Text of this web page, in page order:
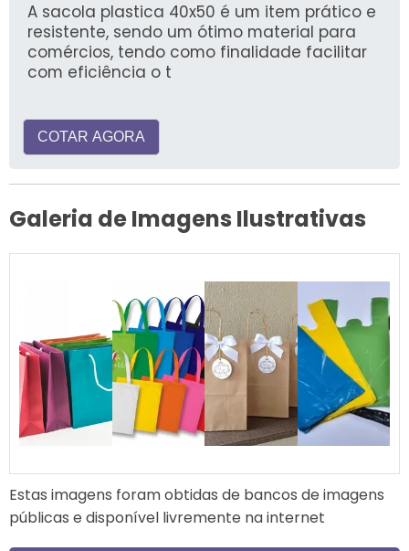
A sacola plastica 40x50 é um item prático e
resistente, sendo um ótimo material para
comércios, tendo como finalidade facilitar
com eficiência o t
COTAR AGORA
Galeria de Imagens Ilustrativas
Estas imagens foram obtidas de bancos de imagens
públicas e disponível livremente na internet